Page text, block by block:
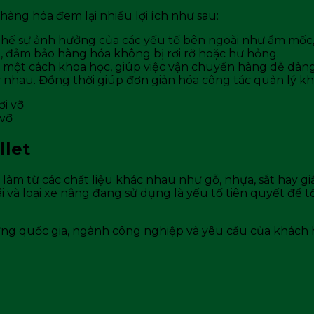
hóa đem lại nhiều lợi ích như sau:
sự ảnh hưởng của các yếu tố bên ngoài như ẩm
bảo hàng hóa không bị rơi rỡ hoặc hư hỏng.
cách khoa học, giúp việc vận chuyển hàng dễ
Đồng thời giúp đơn giản hóa công tác quản lý
từ các chất liệu khác nhau như gỗ, nhựa, sắt hay
loại xe nâng đang sử dụng là yếu tố tiên quyết để
quốc gia, ngành công nghiệp và yêu cầu của